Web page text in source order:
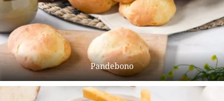
Pandebono